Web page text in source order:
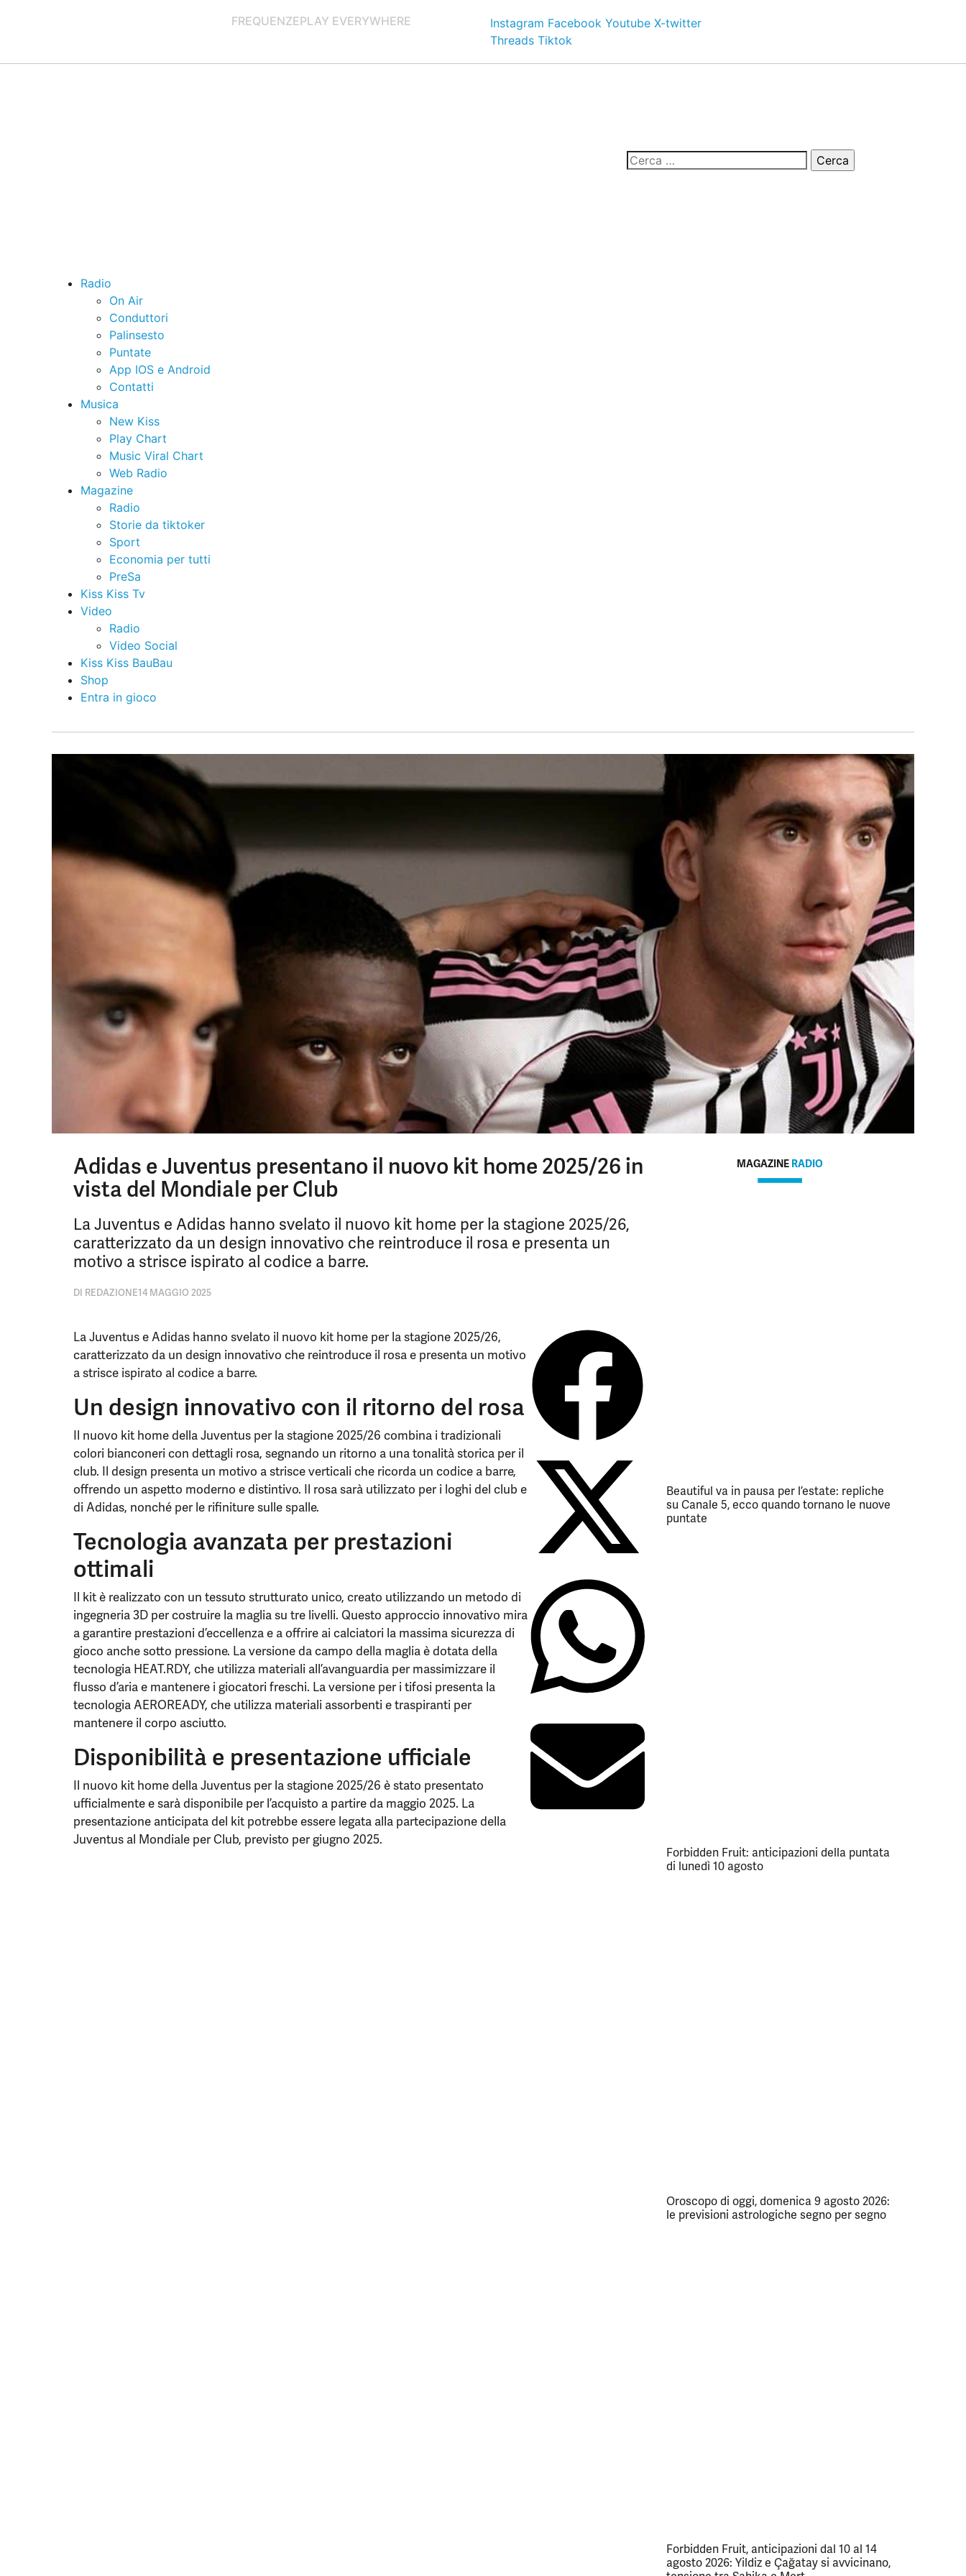
FREQUENZEPLAY EVERYWHERE Instagram Facebook Youtube X-twitter
Threads Tiktok
Radio
On Air
Conduttori
Palinsesto
Puntate
App IOS e Android
Contatti
Musica
New Kiss
Play Chart
Music Viral Chart
Web Radio
Magazine
Radio
Storie da tiktoker
Sport
Economia per tutti
PreSa
Kiss Kiss Tv
Video
Radio
Video Social
Kiss Kiss BauBau
Shop
Entra in gioco
Adidas e Juventus presentano il nuovo kit home 2025/26 in
vista del Mondiale per Club
La Juventus e Adidas hanno svelato il nuovo kit home per la stagione 2025/26,
caratterizzato da un design innovativo che reintroduce il rosa e presenta un
motivo a strisce ispirato al codice a barre.
DI REDAZIONE14 MAGGIO 2025
La Juventus e Adidas hanno svelato il nuovo kit home per la stagione 2025/26,
caratterizzato da un design innovativo che reintroduce il rosa e presenta un motivo
a strisce ispirato al codice a barre.
Un design innovativo con il ritorno del rosa
Il nuovo kit home della Juventus per la stagione 2025/26 combina i tradizionali
colori bianconeri con dettagli rosa, segnando un ritorno a una tonalità storica per il
club. Il design presenta un motivo a strisce verticali che ricorda un codice a barre,
offrendo un aspetto moderno e distintivo. Il rosa sarà utilizzato per i loghi del club e
di Adidas, nonché per le rifiniture sulle spalle.
Tecnologia avanzata per prestazioni
ottimali
Il kit è realizzato con un tessuto strutturato unico, creato utilizzando un metodo di
ingegneria 3D per costruire la maglia su tre livelli. Questo approccio innovativo mira
a garantire prestazioni d’eccellenza e a offrire ai calciatori la massima sicurezza di
gioco anche sotto pressione. La versione da campo della maglia è dotata della
tecnologia HEAT.RDY, che utilizza materiali all’avanguardia per massimizzare il
flusso d’aria e mantenere i giocatori freschi. La versione per i tifosi presenta la
tecnologia AEROREADY, che utilizza materiali assorbenti e traspiranti per
mantenere il corpo asciutto.
Disponibilità e presentazione ufficiale
Il nuovo kit home della Juventus per la stagione 2025/26 è stato presentato
ufficialmente e sarà disponibile per l’acquisto a partire da maggio 2025. La
presentazione anticipata del kit potrebbe essere legata alla partecipazione della
Juventus al Mondiale per Club, previsto per giugno 2025.
MAGAZINE RADIO
Beautiful va in pausa per l’estate: repliche
su Canale 5, ecco quando tornano le nuove
puntate
Forbidden Fruit: anticipazioni della puntata
di lunedì 10 agosto
Oroscopo di oggi, domenica 9 agosto 2026:
le previsioni astrologiche segno per segno
Forbidden Fruit, anticipazioni dal 10 al 14
agosto 2026: Yildiz e Çağatay si avvicinano,